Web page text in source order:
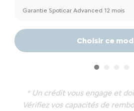
Garantie Spoticar Advanced 12 mois
Choisir ce
* Un crédit vous engage et
Vérifiez vos capacités de